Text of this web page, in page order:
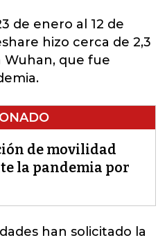
de enero al 12 de
hizo cerca de 2,3
Wuhan, que fue
de movilidad
la pandemia por
han solicitado la